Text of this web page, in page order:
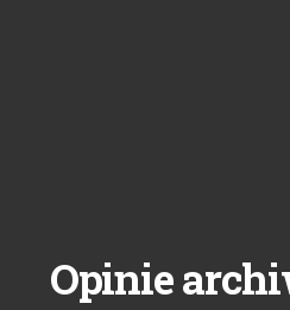
Opinie